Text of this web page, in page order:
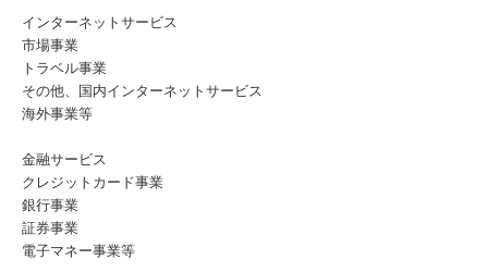
インターネットサービス
市場事業
トラベル事業
その他、国内インターネットサービス
海外事業等
金融サービス
クレジットカード事業
銀行事業
証券事業
電子マネー事業等